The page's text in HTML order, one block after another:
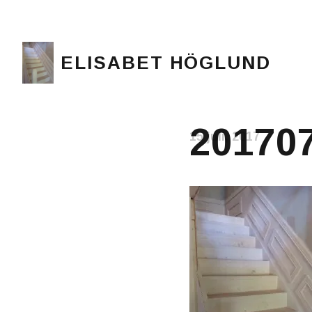
ELISABET HÖGLUND
15 juli, 2017